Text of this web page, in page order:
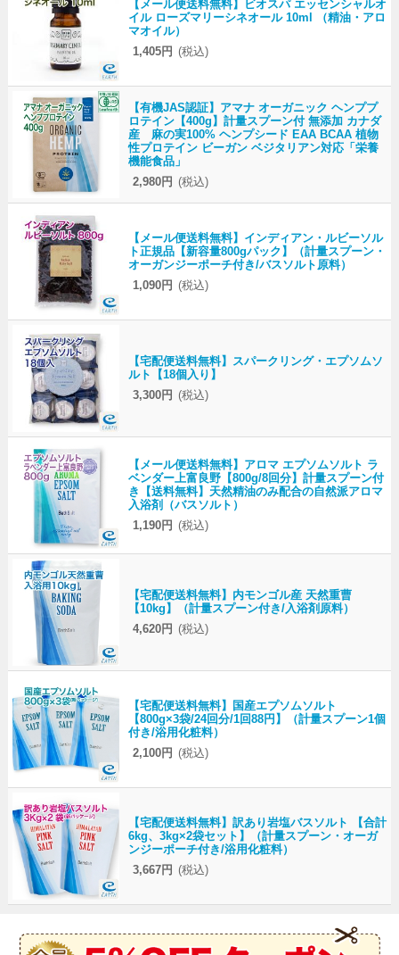
【メール便送料無料】ビオスパ エッセンシャルオ
イル ローズマリーシネオール 10ml （精油・アロ
マオイル）
1,405円 (税込)
【有機JAS認証】アマナ オーガニック ヘンププ
ロテイン【400g】計量スプーン付 無添加 カナダ
産 麻の実100% ヘンプシード EAA BCAA 植物
性プロテイン ビーガン ベジタリアン対応「栄養
機能食品」
2,980円 (税込)
【メール便送料無料】インディアン・ルビーソル
ト正規品【新容量800gパック】（計量スプーン・
オーガンジーポーチ付き/バスソルト原料）
1,090円 (税込)
【宅配便送料無料】スパークリング・エプソムソ
ルト【18個入り】
3,300円 (税込)
【メール便送料無料】アロマ エプソムソルト ラ
ベンダー上富良野【800g/8回分】計量スプーン付
き【送料無料】天然精油のみ配合の自然派アロマ
入浴剤（バスソルト）
1,190円 (税込)
【宅配便送料無料】内モンゴル産 天然重曹
【10kg】（計量スプーン付き/入浴剤原料）
4,620円 (税込)
【宅配便送料無料】国産エプソムソルト
【800g×3袋/24回分/1回88円】（計量スプーン1個
付き/浴用化粧料）
2,100円 (税込)
【宅配便送料無料】訳あり岩塩バスソルト 【合計
6kg、3kg×2袋セット】（計量スプーン・オーガ
ンジーポーチ付き/浴用化粧料）
3,667円 (税込)